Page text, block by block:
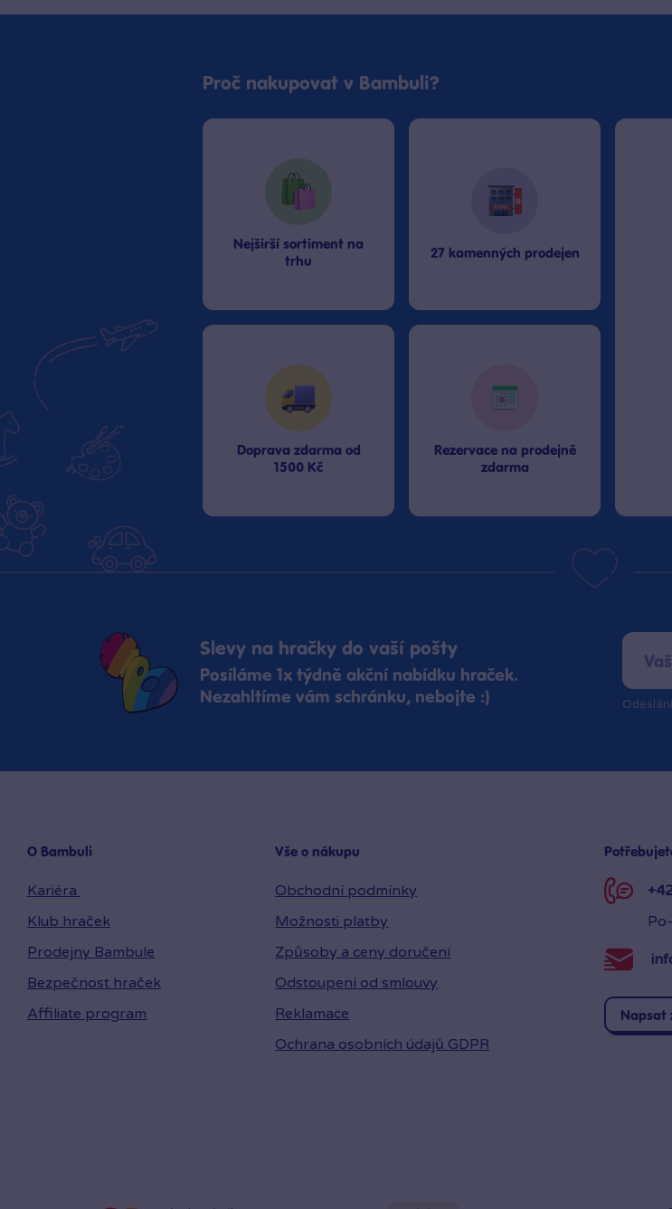
Bambule Praha Westfield Chodov
poslední kus sklademProč nakupovat v Bambuli?
Nejširší sortiment na
trhu
27 kamenných prodejen
Doprava zdarma od
1500 Kč
Rezervace na prodejně
zdarma
Slevy na hračky do vaší pošty
Posíláme 1x týdně akční nabídku hraček.
Nezahltíme vám schránku, nebojte :)
O Bambuli
Kariéra
Klub hraček
Prodejny Bambule
Bezpečnost hraček
Affiliate program
Vše o nákupu
Obchodní podmínky
Možnosti platby
Způsoby a ceny doručení
Odstoupení od smlouvy
Reklamace
Ochrana osobních údajů GDPR
Napsat